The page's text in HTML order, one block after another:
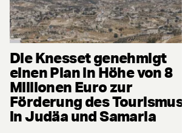
Die Knesset genehmigt
einen Plan in Höhe von 8
Millionen Euro zur
Förderung des Tourismus
in Judäa und Samaria